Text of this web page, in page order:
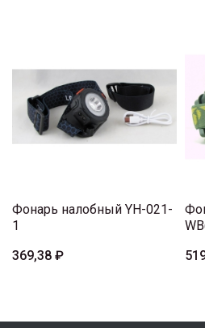
Фонарь налобный YH-021-
1
369,38 ₽